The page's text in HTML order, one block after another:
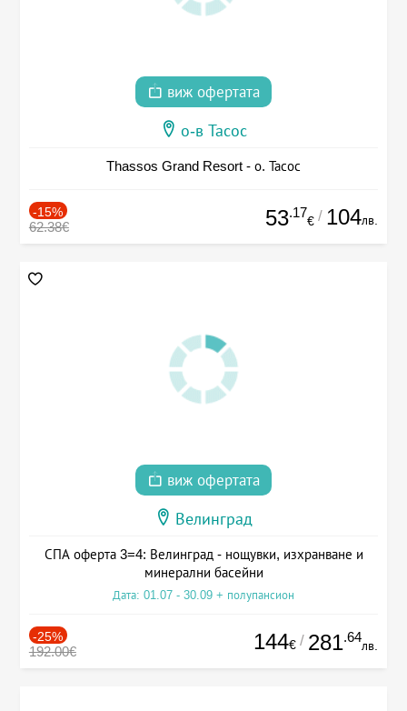
виж офертата
о-в Тасос
Thassos Grand Resort - о. Тасос
-15%
62.38€ 53.17
€ / 104лв.
виж офертата
Велинград
СПА оферта 3=4: Велинград - нощувки, изхранване и
минерални басейни
Дата: 01.07 - 30.09 + полупансион
-25%
192.00€ 144€ / 281.64
лв.